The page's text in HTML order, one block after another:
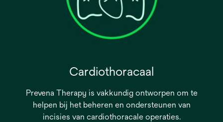
Cardiothoracaal
Prevena Therapy is vakkundig ontworpen om te
helpen bij het beheren en ondersteunen van
incisies van cardiothoracale operaties.